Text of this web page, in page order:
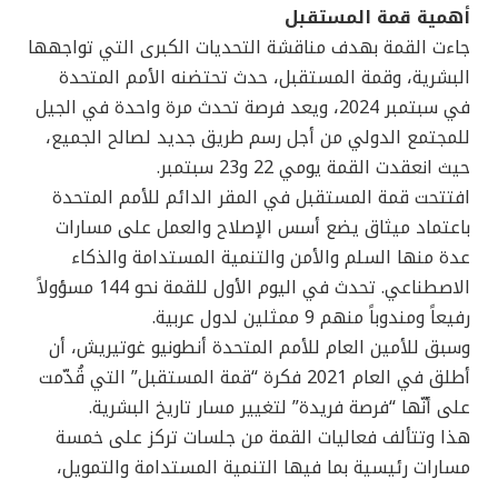
أهمية قمة المستقبل
جاءت القمة بهدف مناقشة التحديات الكبرى التي تواجهها
البشرية، وقمة المستقبل، حدث تحتضنه الأمم المتحدة
في سبتمبر 2024، ويعد فرصة تحدث مرة واحدة في الجيل
للمجتمع الدولي من أجل رسم طريق جديد لصالح الجميع،
حيث انعقدت القمة يومي 22 و23 سبتمبر.
افتتحت قمة المستقبل في المقر الدائم للأمم المتحدة
باعتماد ميثاق يضع أسس الإصلاح والعمل على مسارات
عدة منها السلم والأمن والتنمية المستدامة والذكاء
الاصطناعي. تحدث في اليوم الأول للقمة نحو 144 مسؤولاً
رفيعاً ومندوباً منهم 9 ممثلين لدول عربية.
وسبق للأمين العام للأمم المتحدة أنطونيو غوتيريش، أن
أطلق في العام 2021 فكرة “قمة المستقبل” التي قُدّمت
على أنّها “فرصة فريدة” لتغيير مسار تاريخ البشرية.
هذا وتتألف فعاليات القمة من جلسات تركز على خمسة
مسارات رئيسية بما فيها التنمية المستدامة والتمويل،